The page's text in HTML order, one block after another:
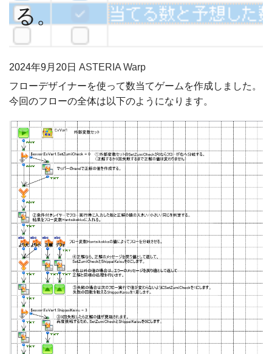
る。
2024年9月20日 ASTERIA Warp
フローデザイナーを使って数当てゲームを作成しました。
今回のフローの全体は以下のようになります。